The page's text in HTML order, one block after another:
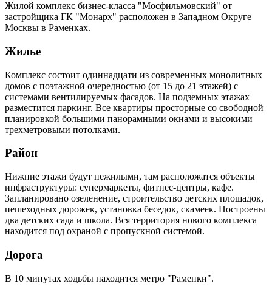
Жилой комплекс бизнес-класса "Мосфильмовский" от
застройщика ГК "Монарх" расположен в Западном Округе
Москвы в Раменках.
Жилье
Комплекс состоит одиннадцати из современных монолитных
домов с поэтажной очередностью (от 15 до 21 этажей) с
системами вентилируемых фасадов. На подземных этажах
разместится паркинг. Все квартиры просторные со свободной
планировкой большими панорамными окнами и высокими
трехметровыми потолками.
Район
Нижние этажи будут нежилыми, там расположатся объекты
инфраструктуры: супермаркеты, фитнес-центры, кафе.
Запланировано озеленение, строительство детских площадок,
пешеходных дорожек, установка беседок, скамеек. Построены
два детских сада и школа. Вся территория нового комплекса
находится под охраной с пропускной системой.
Дорога
В 10 минутах ходьбы находится метро "Раменки".